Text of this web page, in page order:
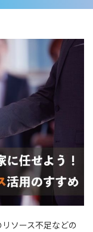
ソース不足などの